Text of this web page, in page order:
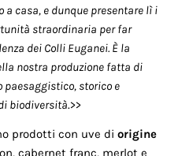
casa, e dunque presentare lì i
straordinaria per far
dei Colli Euganei. È la
nostra produzione fatta di
storico e
biodiversità.>>
prodotti con uve diorigine
cabernet franc, merlot e